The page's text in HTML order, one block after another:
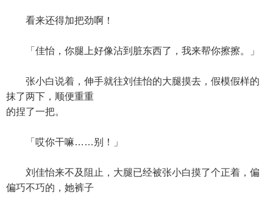
看来还得加把劲啊！
「佳怡，你腿上好像沾到脏东西了，我来帮你擦擦。」
张小白说着，伸手就往刘佳怡的大腿摸去，假模假样的
抹了两下，顺便重重
的捏了一把。
「哎你干嘛……别！」
刘佳怡来不及阻止，大腿已经被张小白摸了个正着，偏
偏巧不巧的，她裤子